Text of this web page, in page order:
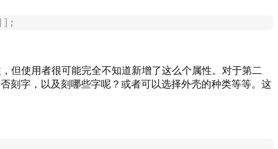
但使用者很可能完全不知道新增了这么个属性。对于第二
刻字，以及刻哪些字呢？或者可以选择外壳的种类等等。这